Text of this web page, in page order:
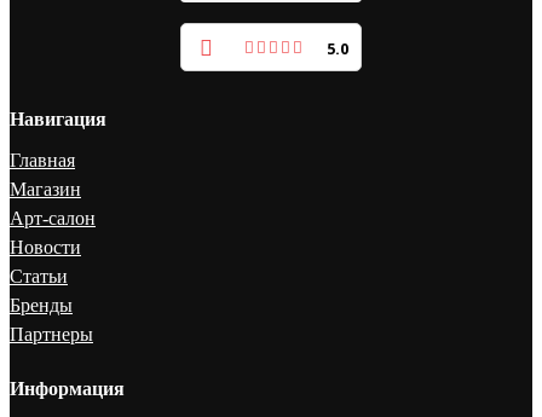
5.0
Навигация
Главная
Магазин
Арт-салон
Новости
Статьи
Бренды
Партнеры
Информация